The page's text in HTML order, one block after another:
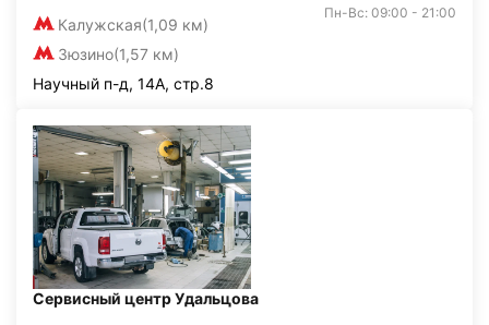
Калужская(1,09 км)
Зюзино(1,57 км)
Пн-Вс: 09:00 - 21:00
Научный п-д, 14А, стр.8
Сервисный центр Удальцова